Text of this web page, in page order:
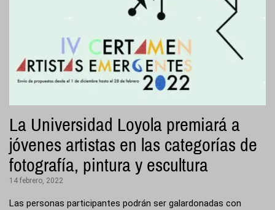
La Universidad Loyola premiará a
jóvenes artistas en las categorías de
fotografía, pintura y escultura
14 febrero, 2022
Las personas participantes podrán ser galardonadas con